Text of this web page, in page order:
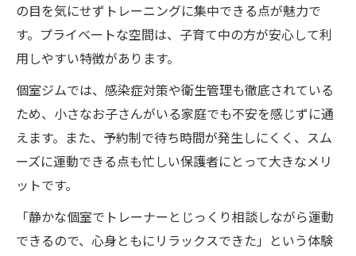
の目を気にせずトレーニングに集中できる点が魅力で
す。プライベートな空間は、子育て中の方が安心して利
用しやすい特徴があります。
個室ジムでは、感染症対策や衛生管理も徹底されている
ため、小さなお子さんがいる家庭でも不安を感じずに通
えます。また、予約制で待ち時間が発生しにくく、スム
ーズに運動できる点も忙しい保護者にとって大きなメリ
ットです。
「静かな個室でトレーナーとじっくり相談しながら運動
できるので、心身ともにリラックスできた」という体験